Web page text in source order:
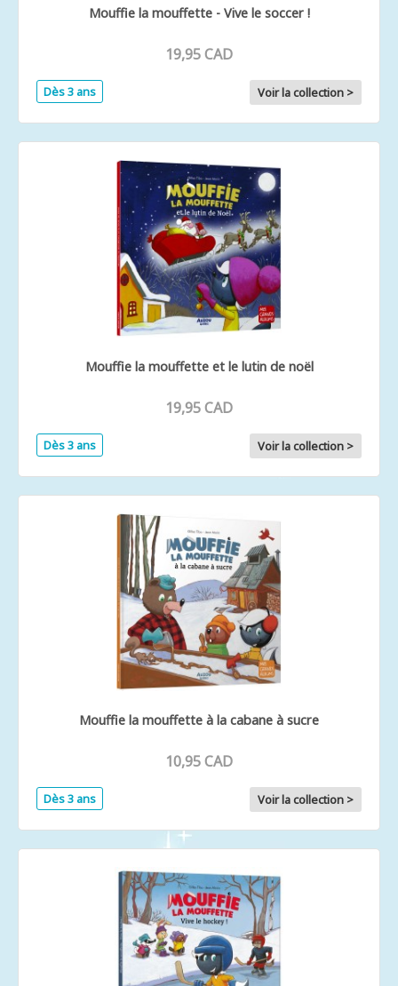
Mouffie la mouffette - Vive le soccer !
19,95 CAD
Dès 3 ans Voir la collection >
Mouffie la mouffette et le lutin de noël
19,95 CAD
Dès 3 ans Voir la collection >
Mouffie la mouffette à la cabane à sucre
10,95 CAD
Dès 3 ans Voir la collection >